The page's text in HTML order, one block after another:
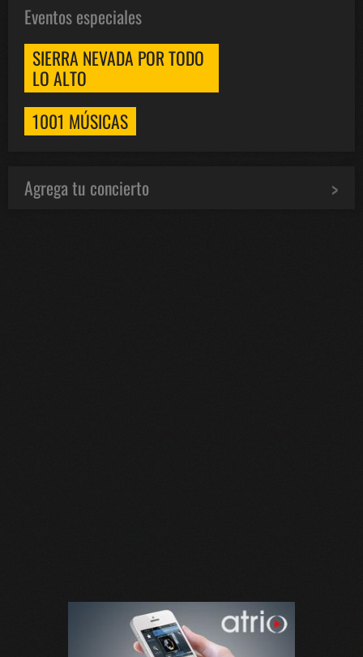
Eventos especiales
SIERRA NEVADA POR TODO
LO ALTO
1001 MÚSICAS
Agrega tu concierto